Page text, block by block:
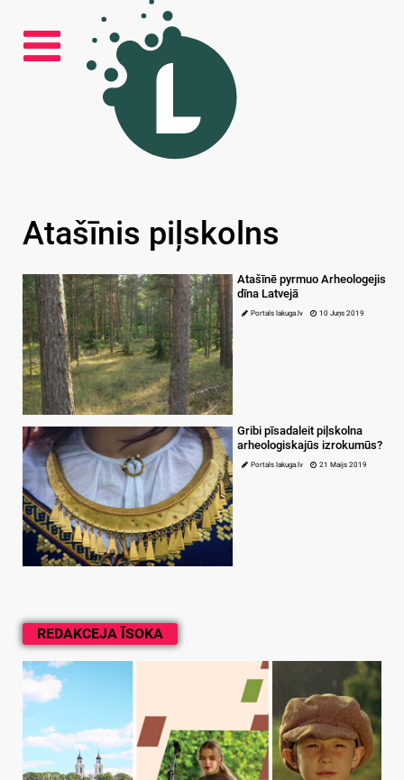
REDAKCEJA ĪSOKA
Atašīnis piļskolns
Atašīnē pyrmuo Arheologejis
dīna Latvejā
Portals lakuga.lv 10 Juņs 2019
Gribi pīsadaleit piļskolna
arheologiskajūs izrokumūs?
Portals lakuga.lv 21 Maijs 2019